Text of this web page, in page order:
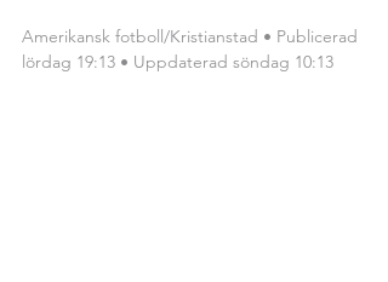
Amerikansk fotboll/Kristianstad • Publicerad
lördag 19:13 • Uppdaterad söndag 10:13